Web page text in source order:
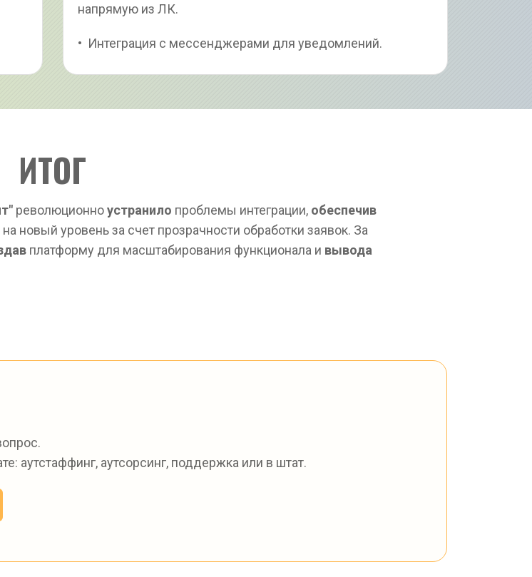
напрямую из ЛК.
•  Интеграция с мессенджерами для уведомлений.
ИТОГ
революционно устранило проблемы интеграции, обеспечив
новый уровень за счет прозрачности обработки заявок. За
платформу для масштабирования функционала и вывода
аутстаффинг, аутсорсинг, поддержка или в штат.